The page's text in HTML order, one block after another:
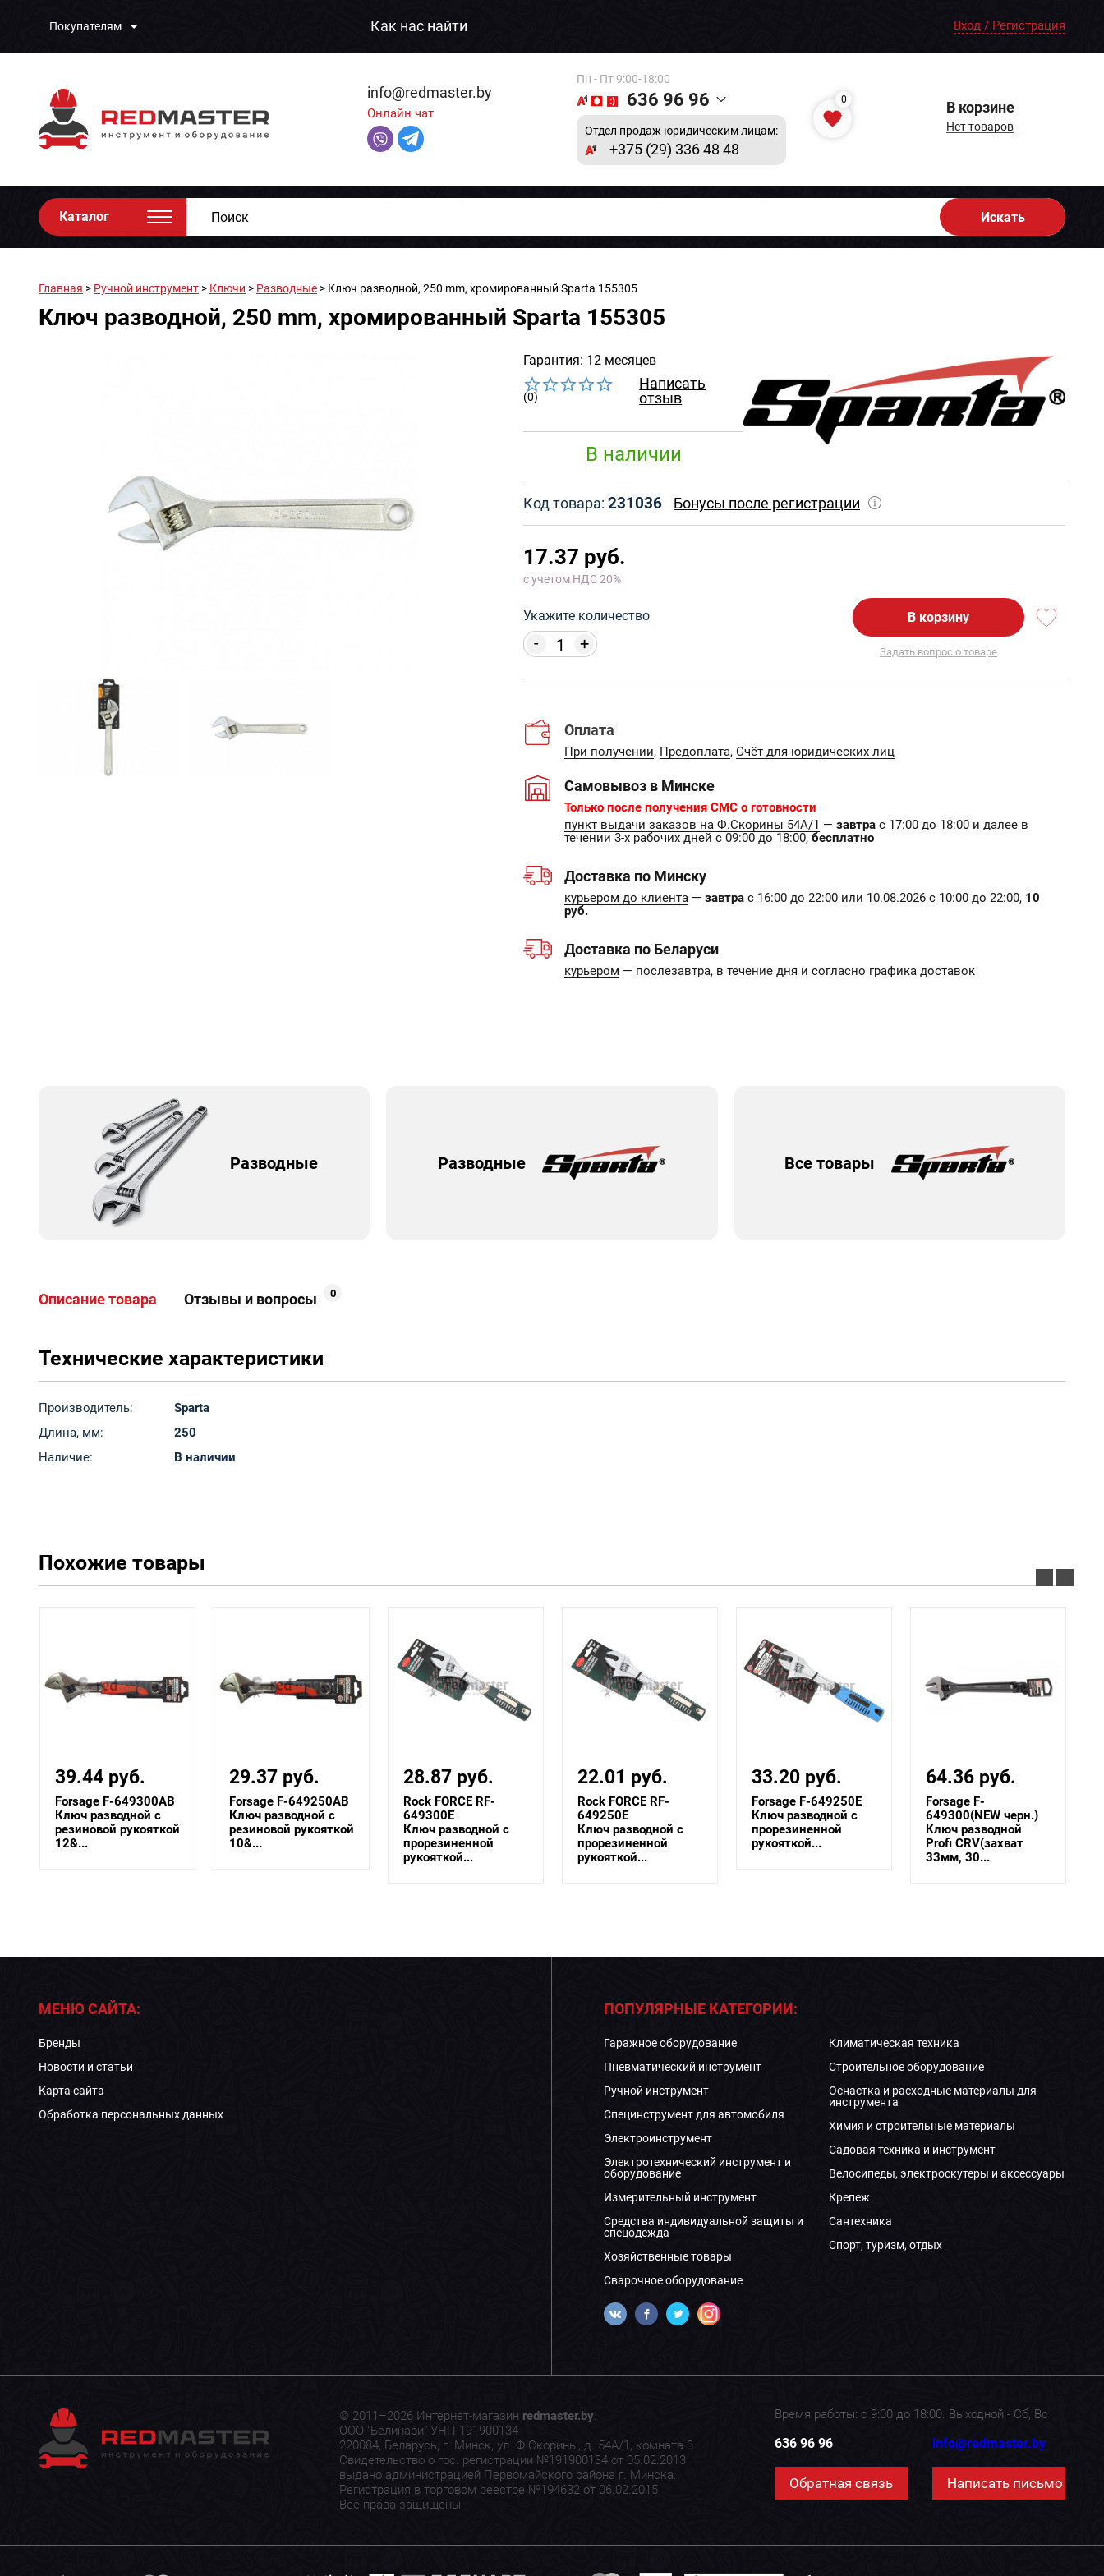
Покупателям Как нас найти Вход / Регистрация
info@redmaster.by
Онлайн чат
Пн - Пт 9:00-18:00
636 96 96
Отдел продаж юридическим лицам:
+375 (29) 336 48 48
0 В корзине
Нет товаров
Каталог Искать
Главная > Ручной инструмент > Ключи > Разводные > Ключ разводной, 250 mm, хромированный Sparta 155305
Ключ разводной, 250 mm, хромированный Sparta 155305
Гарантия: 12 месяцев
(0)
Написать
отзыв
В наличии
Код товара: 231036 Бонусы после регистрации
17.37 руб.
с учетом НДС 20%
Укажите количество
+
-
В корзину
Задать вопрос о товаре
Оплата
При получении, Предоплата, Счёт для юридических лиц
Самовывоз в Минске
Только после получения СМС о готовности
пункт выдачи заказов на Ф.Скорины 54А/1 — завтра с 17:00 до 18:00 и далее в
течении 3-х рабочих дней с 09:00 до 18:00, бесплатно
Доставка по Минску
курьером до клиента — завтра с 16:00 до 22:00 или 10.08.2026 с 10:00 до 22:00, 10
руб.
Доставка по Беларуси
курьером — послезавтра, в течение дня и согласно графика доставок
Разводные Разводные Все товары
Описание товара Отзывы и вопросы 0
Технические характеристики
Производитель:
Sparta
Длина, мм:
250
Наличие:
В наличии
Похожие товары
39.44 руб.
Forsage F-649300AB
Ключ разводной с
резиновой рукояткой
12&...
29.37 руб.
Forsage F-649250AB
Ключ разводной с
резиновой рукояткой
10&...
28.87 руб.
Rock FORCE RF-
649300E
Ключ разводной с
прорезиненной
рукояткой...
22.01 руб.
Rock FORCE RF-
649250E
Ключ разводной с
прорезиненной
рукояткой...
33.20 руб.
Forsage F-649250E
Ключ разводной с
прорезиненной
рукояткой...
64.36 руб.
Forsage F-
649300(NEW черн.)
Ключ разводной
Profi CRV(захват
33мм, 30...
МЕНЮ САЙТА:
Бренды
Новости и статьи
Карта сайта
Обработка персональных данных
ПОПУЛЯРНЫЕ КАТЕГОРИИ:
Гаражное оборудование
Пневматический инструмент
Ручной инструмент
Специнструмент для автомобиля
Электроинструмент
Электротехнический инструмент и
оборудование
Измерительный инструмент
Средства индивидуальной защиты и
спецодежда
Хозяйственные товары
Сварочное оборудование
Климатическая техника
Строительное оборудование
Оснастка и расходные материалы для
инструмента
Химия и строительные материалы
Садовая техника и инструмент
Велосипеды, электроскутеры и аксессуары
Крепеж
Сантехника
Спорт, туризм, отдых
© 2011–2026 Интернет-магазин redmaster.by.
ООО "Белинари" УНП 191900134
220084, Беларусь, г. Минск, ул. Ф.Скорины, д. 54А/1, комната 3
Свидетельство о гос. регистрации №191900134 от 05.02.2013
выдано администрацией Первомайского района г. Минска.
Регистрация в торговом реестре №194632 от 06.02.2015
Все права защищены
Время работы: с 9:00 до 18:00. Выходной - Сб, Вс
636 96 96
Обратная связь
info@redmaster.by
Написать письмо